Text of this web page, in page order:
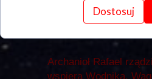
siebie. Pomaga
solidność, rzetelność.
Archanioł Rafael
wspiera Wodnika,
Dostosuj